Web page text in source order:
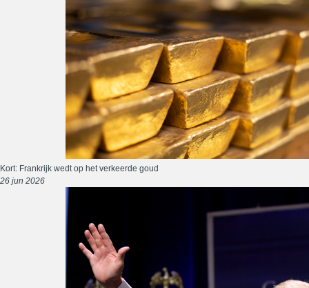
Kort: Frankrijk wedt op het verkeerde goud
26 jun 2026